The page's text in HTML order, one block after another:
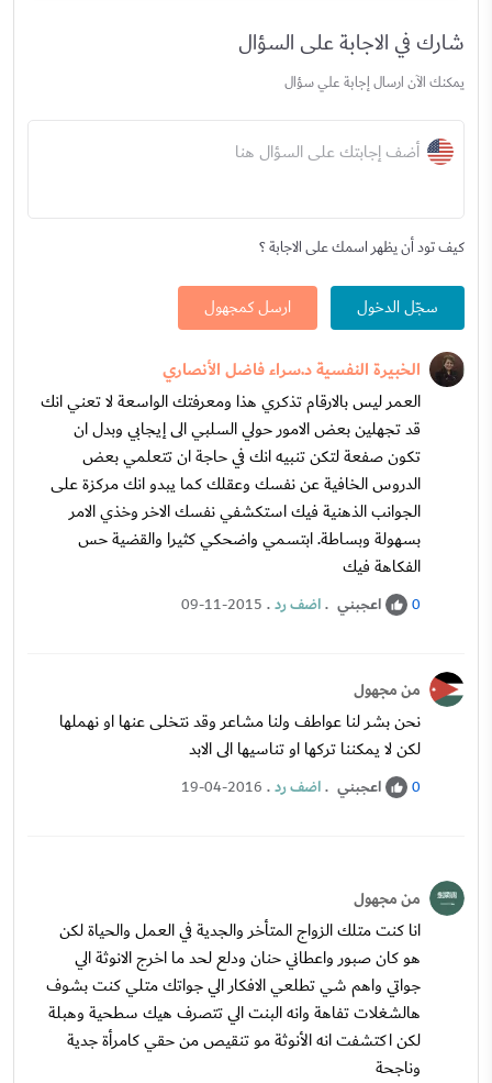
شارك في الاجابة على السؤال
يمكنك الآن ارسال إجابة علي سؤال
أضف إجابتك على السؤال هنا
كيف تود أن يظهر اسمك على الاجابة ؟
سجّل الدخول ارسل كمجهول
الخبيرة النفسية د.سراء فاضل الأنصاري
العمر ليس بالارقام تذكري هذا ومعرفتك الواسعة لا تعني انك
قد تجهلين بعض الامور حولي السلبي الى إيجابي وبدل ان
تكون صفعة لتكن تنبيه انك في حاجة ان تتعلمي بعض
الدروس الخافية عن نفسك وعقلك كما يبدو انك مركزة على
الجوانب الذهنية فيك استكشفي نفسك الاخر وخذي الامر
بسهولة وبساطة. ابتسمي واضحكي كثيرا والقضية حس
الفكاهة فيك
0 اعجبني .اضف رد.
09-11-2015
من مجهول
نحن بشر لنا عواطف ولنا مشاعر وقد نتخلى عنها او نهملها
لكن لا يمكننا تركها او تناسيها الى الابد
0 اعجبني .اضف رد.
19-04-2016
من مجهول
انا كنت متلك الزواج المتأخر والجدية في العمل والحياة لكن
هو كان صبور واعطاني حنان ودلع لحد ما اخرج الانوثة الي
جواتي واهم شي تطلعي الافكار الي جواتك متلي كنت بشوف
هالشغلات تفاهة وانه البنت الي تتصرف هيك سطحية وهبلة
لكن اكتشفت انه الأنوثة مو تنقيص من حقي كامرأة جدية
وناجحة